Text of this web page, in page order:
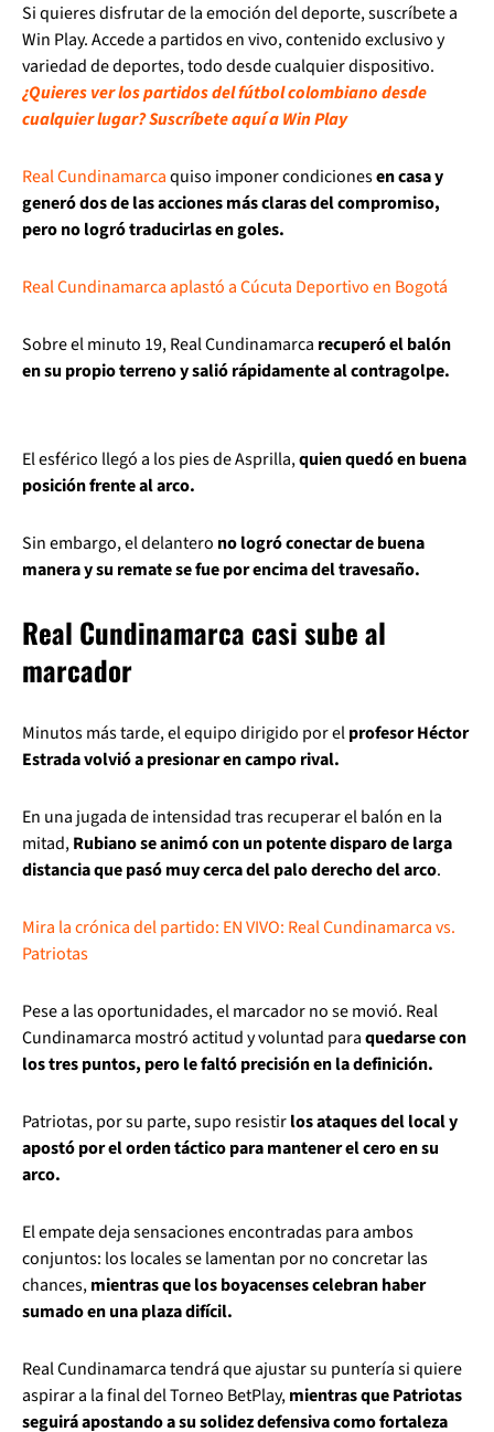
Si quieres disfrutar de la emoción del deporte, suscríbete a
Win Play. Accede a partidos en vivo, contenido exclusivo y
variedad de deportes, todo desde cualquier dispositivo.
¿Quieres ver los partidos del fútbol colombiano desde
cualquier lugar? Suscríbete aquí a Win Play
Real Cundinamarcaquiso imponer condicionesen casa y
generó dos de las acciones más claras del compromiso,
pero no logró traducirlas en goles.
Real Cundinamarca aplastó a Cúcuta Deportivo en Bogotá
Sobre el minuto 19, Real Cundinamarca recuperó el balón
en su propio terreno y salió rápidamente al contragolpe.
El esférico llegó a los pies de Asprilla,quien quedó en buena
posición frente al arco.
Sin embargo, el delantero no logró conectar de buena
manera y su remate se fue por encima del travesaño.
Real Cundinamarca casi sube al
marcador
Minutos más tarde, el equipo dirigido por elprofesor Héctor
Estrada volvió a presionar en campo rival.
En una jugada de intensidad tras recuperar el balón en la
mitad,Rubiano se animó con un potente disparo de larga
distancia que pasó muy cerca del palo derecho del arco.
Mira la crónica del partido: EN VIVO: Real Cundinamarca vs.
Patriotas
Pese a las oportunidades, el marcador no se movió. Real
Cundinamarca mostró actitud y voluntad paraquedarse con
los tres puntos, pero le faltó precisión en la definición.
Patriotas, por su parte, supo resistirlos ataques del local y
apostó por el orden táctico para mantener el cero en su
arco.
El empate deja sensaciones encontradas para ambos
conjuntos: los locales se lamentan por no concretar las
chances,mientras que los boyacenses celebran haber
sumado en una plaza difícil.
Real Cundinamarca tendrá que ajustar su puntería si quiere
aspirar a la final del Torneo BetPlay,mientras que Patriotas
seguirá apostando a su solidez defensiva como fortaleza